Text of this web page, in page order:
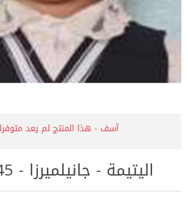
آسف - هذا المنتج لم يعد متوفرا
اليتيمة - جانيلميرزا - 4375345